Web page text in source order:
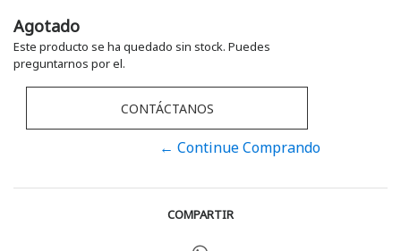
Agotado
Este producto se ha quedado sin stock. Puedes
preguntarnos por el.
CONTÁCTANOS
← Continue Comprando
COMPARTIR